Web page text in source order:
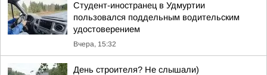
Студент-иностранец в Удмуртии
пользовался поддельным водительским
удостоверением
Вчера, 15:32
День строителя? Не слышали)